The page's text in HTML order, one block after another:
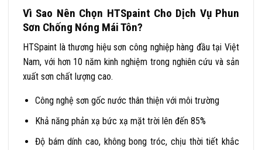
Vì Sao Nên Chọn HTSpaint Cho Dịch Vụ Phun
Sơn Chống Nóng Mái Tôn?
HTSpaint là thương hiệu sơn công nghiệp hàng đầu tại Việt
Nam, với hơn 10 năm kinh nghiệm trong nghiên cứu và sản
xuất sơn chất lượng cao.
Công nghệ sơn gốc nước thân thiện với môi trường
Khả năng phản xạ bức xạ mặt trời lên đến 85%
Độ bám dính cao, không bong tróc, chịu thời tiết khắc